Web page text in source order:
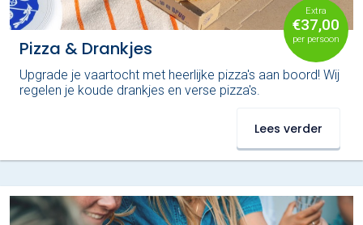
Extra
€37,00
per persoon
Pizza & Drankjes
Upgrade je vaartocht met heerlijke pizza's aan boord! Wij
regelen je koude drankjes en verse pizza's.
Lees verder